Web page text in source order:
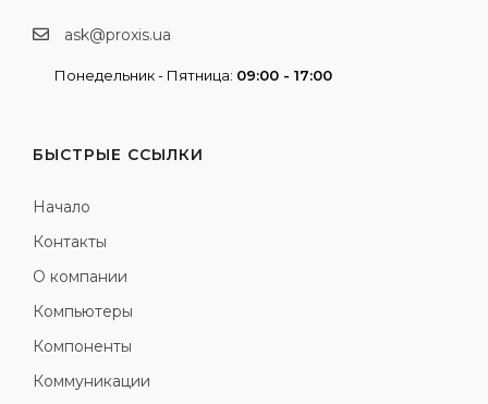
ask@proxis.ua
Понедельник - Пятница: 09:00 - 17:00
БЫСТРЫЕ ССЫЛКИ
Начало
Контакты
О компании
Компьютеры
Компоненты
Коммуникации